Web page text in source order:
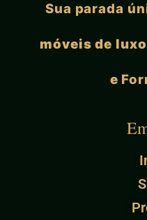
Sua parada
móveis de
e